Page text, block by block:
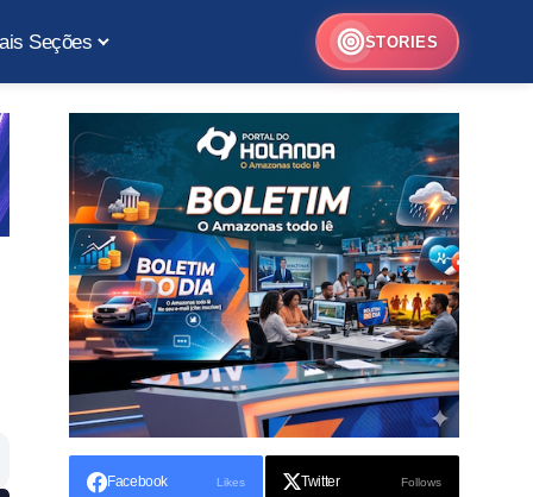
Seções STORIES
Facebook Likes Twitter Follows